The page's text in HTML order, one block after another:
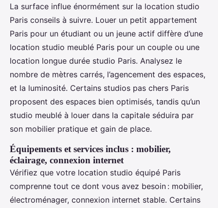
La surface influe énormément sur la location studio
Paris conseils à suivre. Louer un petit appartement
Paris pour un étudiant ou un jeune actif diffère d’une
location studio meublé Paris pour un couple ou une
location longue durée studio Paris. Analysez le
nombre de mètres carrés, l’agencement des espaces,
et la luminosité. Certains studios pas chers Paris
proposent des espaces bien optimisés, tandis qu’un
studio meublé à louer dans la capitale séduira par
son mobilier pratique et gain de place.
Équipements et services inclus : mobilier,
éclairage, connexion internet
Vérifiez que votre location studio équipé Paris
comprenne tout ce dont vous avez besoin : mobilier,
électroménager, connexion internet stable. Certains